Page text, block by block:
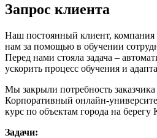
Запрос клиента
Наш постоянный клиент, компания
нам за помощью в обучении
Перед нами стояла задача –
ускорить процесс обучения и
Мы закрыли потребность
Корпоративный онлайн-
курс по объектам города на берегу
Задачи: